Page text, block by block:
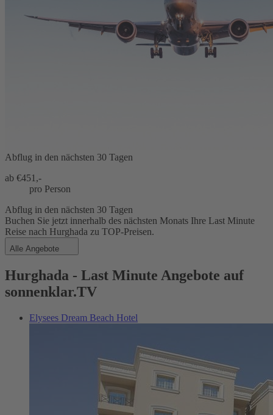
Abflug in den nächsten 30 Tagen
ab €451,-
pro Person
Abflug in den nächsten 30 Tagen
Buchen Sie jetzt innerhalb des nächsten Monats Ihre Last Minute
Reise nach Hurghada zu TOP-Preisen.
Alle Angebote
Hurghada - Last Minute Angebote auf
sonnenklar.TV
Elysees Dream Beach Hotel